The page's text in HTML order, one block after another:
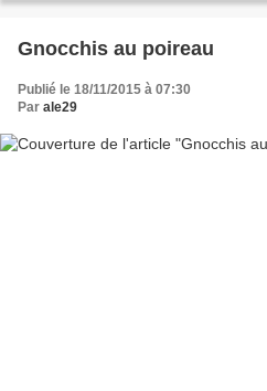
Gnocchis au poireau
Publié le 18/11/2015 à 07:30
Par ale29